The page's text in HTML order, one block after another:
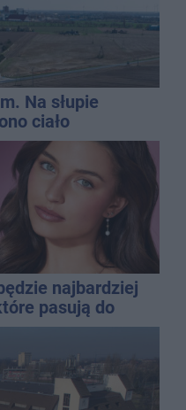
Na słupie
ciało
najbardziej
pasują do